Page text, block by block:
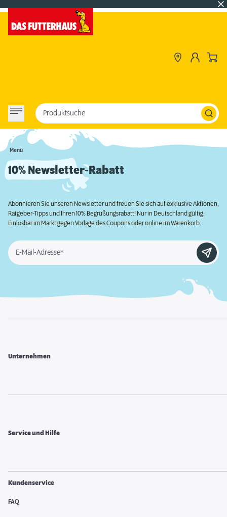
Menü
Produktsuche
10% Newsletter-Rabatt
Abonnieren Sie unseren Newsletter und freuen Sie sich auf exklusive Aktionen,
Ratgeber-Tipps und Ihren 10% Begrüßungsrabatt! Nur in Deutschland gültig.
Einlösbar im Markt gegen Vorlage des Coupons oder online im Warenkorb.
E-Mail-Adresse*
Unternehmen
Service und Hilfe
Kundenservice
FAQ